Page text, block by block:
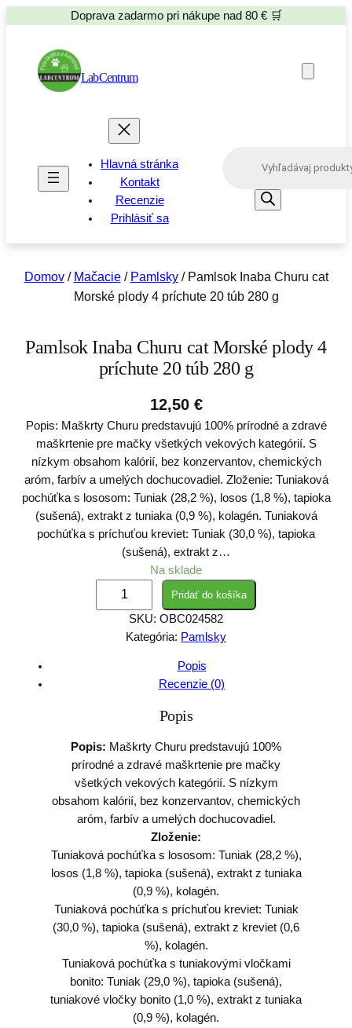
Doprava zadarmo pri nákupe nad 80 € 🛒
LabCentrum
Hlavná stránka
Kontakt
Recenzie
Prihlásiť sa
s
e
r
Domov/ Mačacie/ Pamlsky/ Pamlsok Inaba Churu cat
Morské plody 4 príchute 20 túb 280 g
Pamlsok Inaba Churu cat Morské plody 4
príchute 20 túb 280 g
12,50 €
Popis: Maškrty Churu predstavujú 100% prírodné a zdravé
maškrtenie pre mačky všetkých vekových kategórií. S
nízkym obsahom kalórií, bez konzervantov, chemických
aróm, farbív a umelých dochucovadiel. Zloženie: Tuniaková
pochúťka s lososom: Tuniak (28,2 %), losos (1,8 %), tapioka
(sušená), extrakt z tuniaka (0,9 %), kolagén. Tuniaková
pochúťka s príchuťou kreviet: Tuniak (30,0 %), tapioka
(sušená), extrakt z…
Na sklade
a
m
l
s
o
I
n
b
a
h
u
r
Pridať do košíka
SKU: OBC024582
Kategória: Pamlsky
Popis
Recenzie (0)
Popis
Popis: Maškrty Churu predstavujú 100%
prírodné a zdravé maškrtenie pre mačky
všetkých vekových kategórií. S nízkym
obsahom kalórií, bez konzervantov, chemických
aróm, farbív a umelých dochucovadiel.
Zloženie:
Tuniaková pochúťka s lososom: Tuniak (28,2 %),
losos (1,8 %), tapioka (sušená), extrakt z tuniaka
(0,9 %), kolagén.
Tuniaková pochúťka s príchuťou kreviet: Tuniak
(30,0 %), tapioka (sušená), extrakt z kreviet (0,6
%), kolagén.
Tuniaková pochúťka s tuniakovými vločkami
bonito: Tuniak (29,0 %), tapioka (sušená),
tuniakové vločky bonito (1,0 %), extrakt z tuniaka
(0,9 %), kolagén.